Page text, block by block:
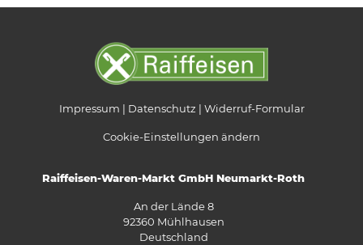
Impressum Datenschutz Widerruf-Formular
Cookie-Einstellungen ändern
Raiffeisen-Waren-Markt GmbH Neumarkt-Roth
An der Lände 8
92360 Mühlhausen
Deutschland